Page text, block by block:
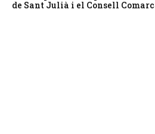
de Sant Julià i el Consell